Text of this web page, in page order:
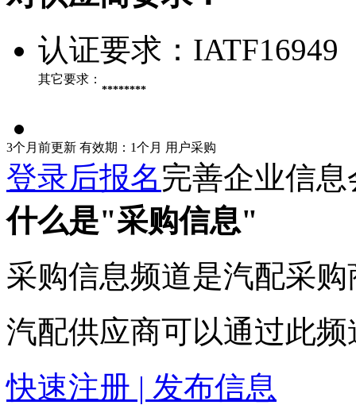
认证要求： IATF16949
其它要求：
********
3个月前更新 有效期：1个月 用户采购
登录后报名完善企业信
什么是"采购信息"
采购信息频道是汽配采
汽配供应商可以通过此
快速注册 | 发布信息